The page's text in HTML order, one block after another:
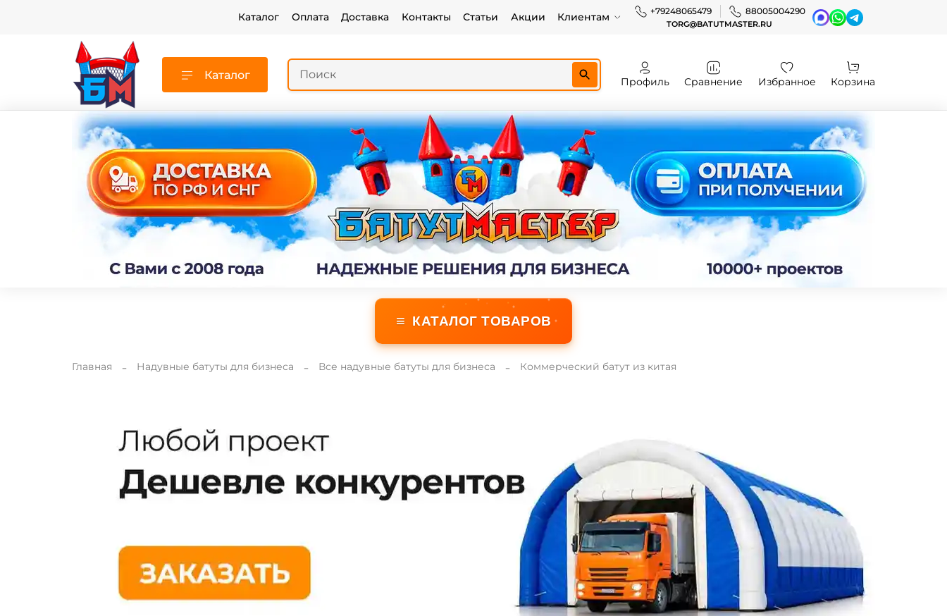
Каталог Оплата Доставка Контакты Статьи Акции Клиентам +79248065479 88005004290
TORG@BATUTMASTER.RU
Каталог
Профиль Сравнение Избранное Корзина
≡ КАТАЛОГ ТОВАРОВ
Главная Надувные батуты для бизнеса Все надувные батуты для бизнеса Коммерческий батут из китая